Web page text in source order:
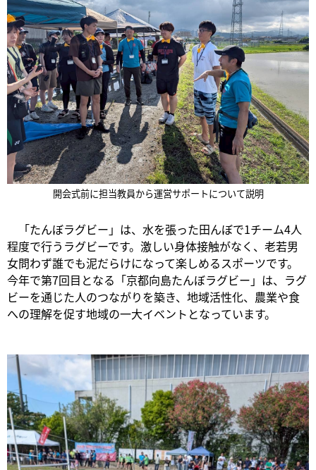
開会式前に担当教員から運営サポートについて説明
「たんぼラグビー」は、水を張った田んぼで1チーム4人
程度で行うラグビーです。激しい身体接触がなく、老若男
女問わず誰でも泥だらけになって楽しめるスポーツです。
今年で第7回目となる「京都向島たんぼラグビー」は、ラグ
ビーを通じた人のつながりを築き、地域活性化、農業や食
への理解を促す地域の一大イベントとなっています。